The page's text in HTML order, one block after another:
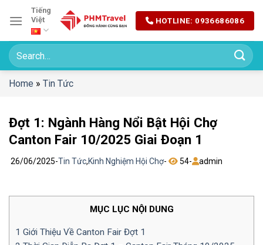
đến
dung
Tiếng
Việt
HOTLINE: 0936686086
Home » Tin Tức
Đợt 1: Ngành Hàng Nổi Bật Hội Chợ
Canton Fair 10/2025 Giai Đoạn 1
26/06/2025-Tin Tức,Kinh Nghiệm Hội Chợ- 54- admin
MỤC LỤC NỘI DUNG
1 Giới Thiệu Về Canton Fair Đợt 1